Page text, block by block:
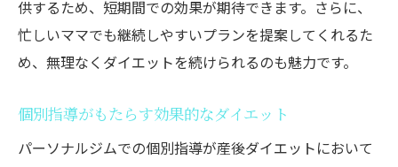
産後ママに嬉しい設備とサービス
N-SPORTSが提供する安心のトレーニング
ママに優しいサポートが整った施設の紹介
通いやすさ抜群！アクセス便利な立地
供するため、短期間での効果が期待できます。さらに、
忙しいママでも継続しやすいプランを提案してくれるた
め、無理なくダイエットを続けられるのも魅力です。
個別指導がもたらす効果的なダイエット
パーソナルジムでの個別指導が産後ダイエットにおいて